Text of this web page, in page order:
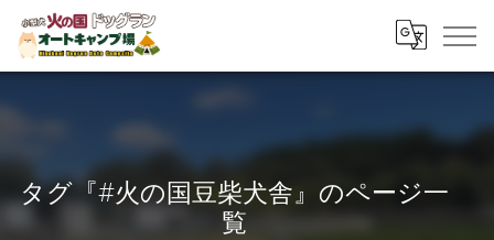
タグ『#火の国豆柴犬舎』のページ一
覧